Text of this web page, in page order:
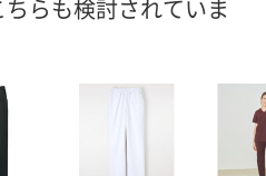
カゴへ カ
らも検討されていま